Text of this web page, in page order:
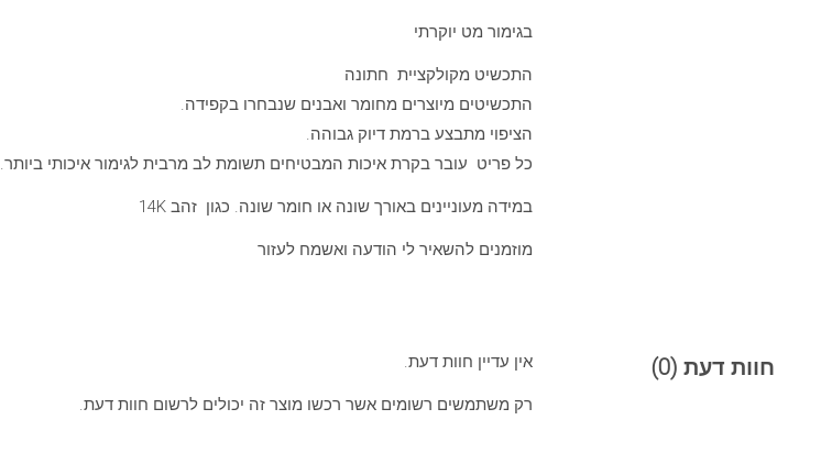
בגימור מט יוקרתי
התכשיט מקולקציית חתונה
התכשיטים מיוצרים מחומר ואבנים שנבחרו בקפידה.
הציפוי מתבצע ברמת דיוק גבוהה.
כל פריט עובר בקרת איכות המבטיחים תשומת לב מרבית לגימור איכותי ביותר.
במידה מעוניינים באורך שונה או חומר שונה. כגון זהב 14K
מוזמנים להשאיר לי הודעה ואשמח לעזור
חוות דעת (0) אין עדיין חוות דעת.
רק משתמשים רשומים אשר רכשו מוצר זה יכולים לרשום חוות דעת.